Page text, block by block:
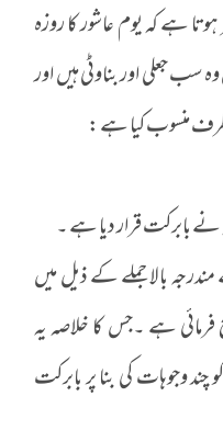
ہے کہ یوم عاشور کا روزہ
جعلی اور بناوٹی ہیں اور
منسوب کیا ہے :
بابرکت قرار دیا ہے ۔
بالا جملے کے ذیل میں
ہے ۔جس کا خلاصہ یہ
وجوہات کی بنا پر بابرکت